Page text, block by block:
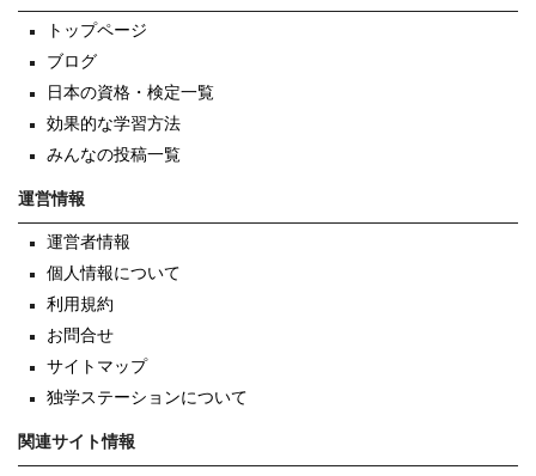
トップページ
ブログ
日本の資格・検定一覧
効果的な学習方法
みんなの投稿一覧
運営情報
運営者情報
個人情報について
利用規約
お問合せ
サイトマップ
独学ステーションについて
関連サイト情報